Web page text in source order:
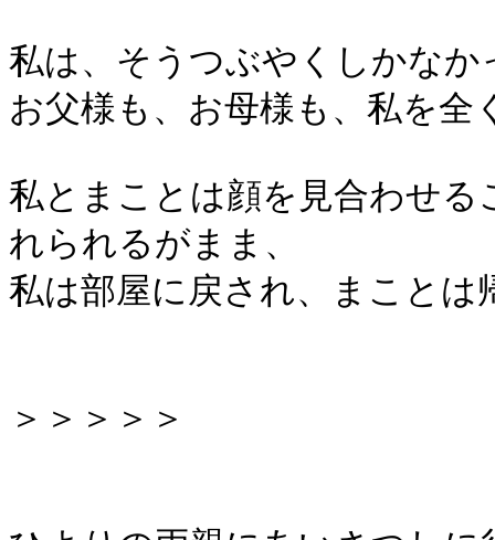
私は、そうつぶやくしかなか
お父様も、お母様も、私を
私とまことは顔を見合わせ
れられるがまま、
私は部屋に戻され、まことは
＞＞＞＞＞